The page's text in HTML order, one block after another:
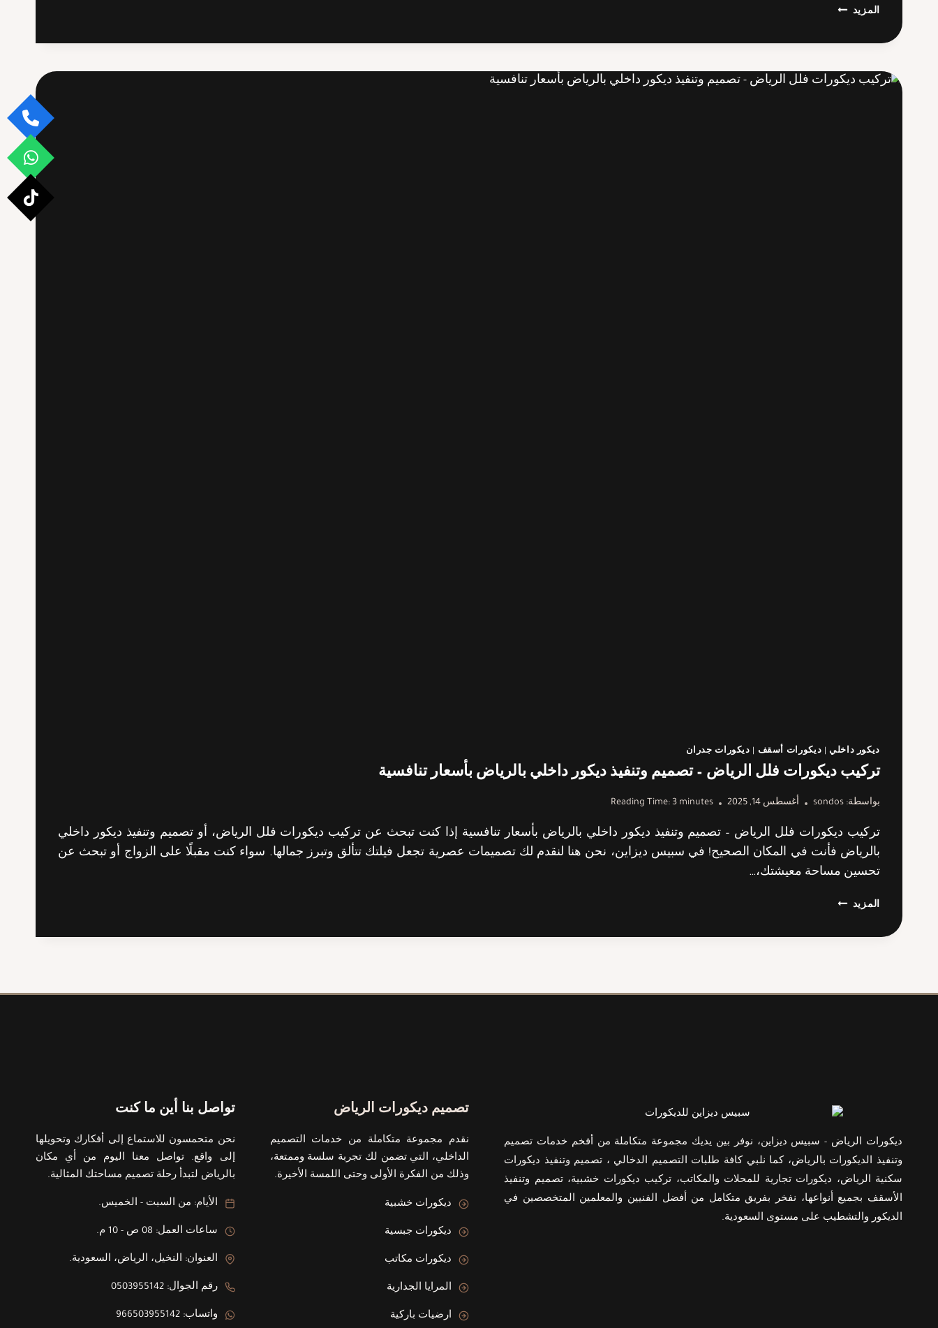
المزيد ديكور
ت:
0503955142
ديكور داخلي| ديكورات أسقف ديكورات جدران
تركيب ديكورات فلل الرياض – تصميم وتنفيذ ديكور داخلي بالرياض بأسعار تنافسية
بواسطة: sondos أغسطس 14, 2025 Reading Time:3 minutes
تركيب ديكورات فلل الرياض – تصميم وتنفيذ ديكور داخلي بالرياض بأسعار تنافسية إذا كنت تبحث عن تركيب ديكورات فلل الرياض، أو تصميم وتنفيذ ديكور داخلي
بالرياض فأنت في المكان الصحيح! في سبيس ديزاين، نحن هنا لنقدم لك تصميمات عصرية تجعل فيلتك تتألق وتبرز جمالها. سواء كنت مقبلًا على الزواج أو تبحث عن
تحسين مساحة معيشتك،…
المزيد تركيب
ديكورات الرياض - سبيس ديزاين، نوفر بين يديك مجموعة متكاملة من أفخم خدمات تصميم
وتنفيذ الديكورات بالرياض، كما نلبي كافة طلبات التصميم الدخالي ، تصميم وتنفيذ ديكورات
سكنية الرياض، ديكورات تجارية للمحلات والمكاتب، تركيب ديكورات خشبية، تصميم وتنفيذ
الأسقف بجميع أنواعها، نفخر بفريق متكامل من أفضل الفنيين والمعلمين المتخصصين في
الديكور والتشطيب على مستوى السعودية.
تصميم ديكورات الرياض
نقدم مجموعة متكاملة من خدمات التصميم
الداخلي، التي تضمن لك تجربة سلسة وممتعة،
وذلك من الفكرة الأولى وحتى اللمسة الأخيرة.
ديكورات خشبية
ديكورات جبسية
ديكورات مكاتب
المرايا الجدارية
ارضيات باركية
تواصل بنا أين ما كنت
نحن متحمسون للاستماع إلى أفكارك وتحويلها
إلى واقع. تواصل معنا اليوم من أي مكان
بالرياض لتبدأ رحلة تصميم مساحتك المثالية.
الأيام: من السبت - الخميس.
ساعات العمل: 08 ص - 10 م.
العنوان: النخيل، الرياض، السعودية.
رقم الجوال: 0503955142
واتساب: 966503955142